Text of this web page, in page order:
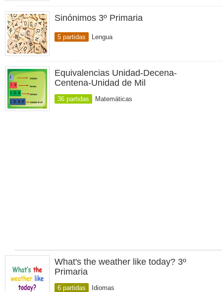
Sinónimos 3º Primaria
5 partidas Lengua
Equivalencias Unidad-Decena-
Centena-Unidad de Mil
36 partidas Matemáticas
What's the weather like today? 3º
Primaria
6 partidas Idiomas